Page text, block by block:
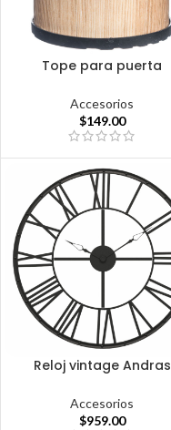
Tope para puerta
Accesorios
$149.00
Reloj vintage Andras
Accesorios
$959.00